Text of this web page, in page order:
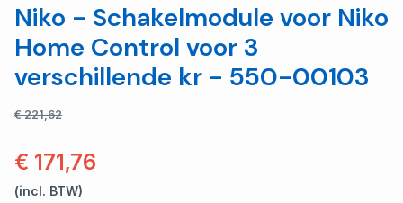
Niko - Schakelmodule voor Niko
Home Control voor 3
verschillende kr - 550-00103
€ 221,62
€ 171,76
(incl. BTW)